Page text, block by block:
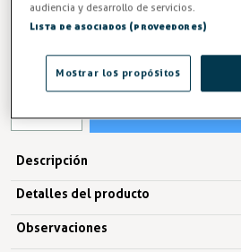
16,58 €
IVA excl.
AÑADIR
Descripción
Detalles del producto
Observaciones
audiencia y desarrollo de servicios.
Lista de asociados (proveedores)
Mostrar los propósitos